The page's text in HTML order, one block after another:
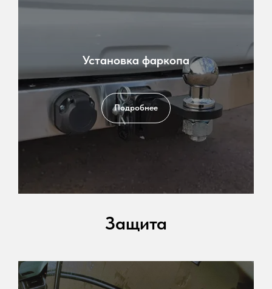
Установка фаркопа
Подробнее
Защита